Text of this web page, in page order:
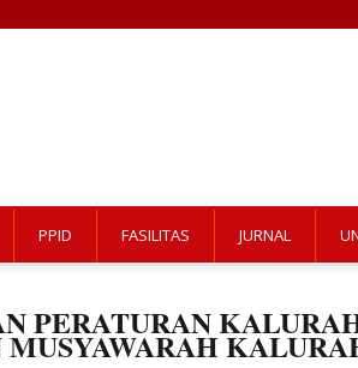
PPID FASILITAS JURNAL
PERATURAN